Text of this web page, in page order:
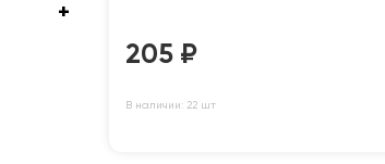
+
205 ₽
В наличии: 22 шт